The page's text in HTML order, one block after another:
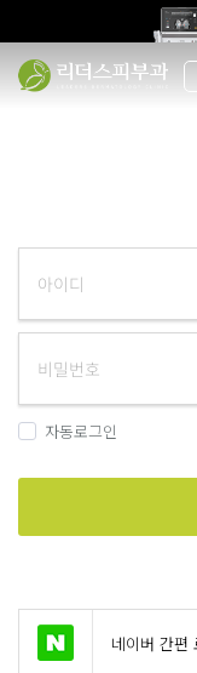
자동로그인
네이버 간편